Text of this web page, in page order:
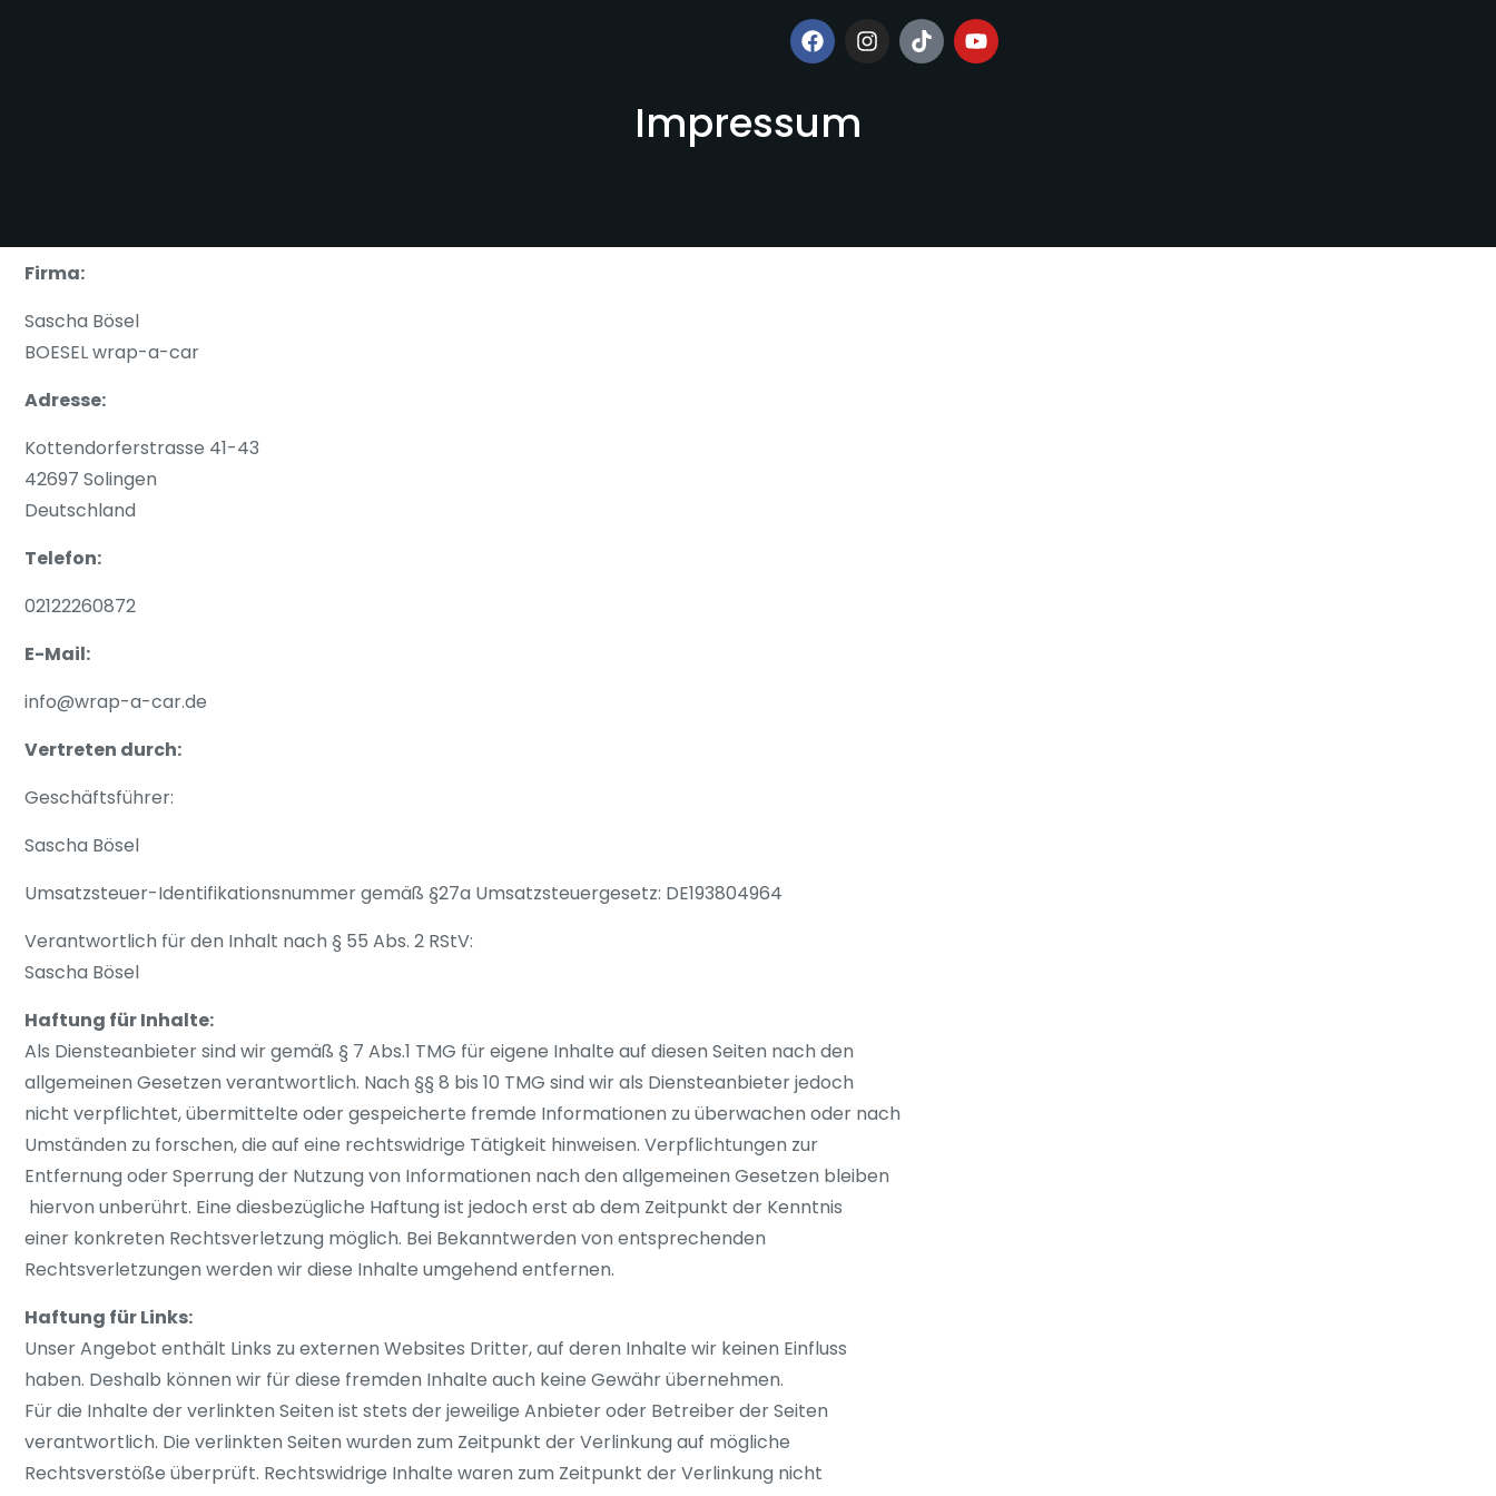
Impressum
Firma:
Sascha Bösel
BOESEL wrap-a-car
Adresse:
Kottendorferstrasse 41-43
42697 Solingen
Deutschland
Telefon:
02122260872
E-Mail:
info@wrap-a-car.de
Vertreten durch:
Geschäftsführer:
Sascha Bösel
Umsatzsteuer-Identifikationsnummer gemäß §27a Umsatzsteuergesetz: DE193804964
Verantwortlich für den Inhalt nach § 55 Abs. 2 RStV:
Sascha Bösel
Haftung für Inhalte:
Als Diensteanbieter sind wir gemäß § 7 Abs.1 TMG für eigene Inhalte auf diesen Seiten nach den
allgemeinen Gesetzen verantwortlich. Nach §§ 8 bis 10 TMG sind wir als Diensteanbieter jedoch
nicht verpflichtet, übermittelte oder gespeicherte fremde Informationen zu überwachen oder nach
Umständen zu forschen, die auf eine rechtswidrige Tätigkeit hinweisen. Verpflichtungen zur
Entfernung oder Sperrung der Nutzung von Informationen nach den allgemeinen Gesetzen bleiben
hiervon unberührt. Eine diesbezügliche Haftung ist jedoch erst ab dem Zeitpunkt der Kenntnis
einer konkreten Rechtsverletzung möglich. Bei Bekanntwerden von entsprechenden
Rechtsverletzungen werden wir diese Inhalte umgehend entfernen.
Haftung für Links:
Unser Angebot enthält Links zu externen Websites Dritter, auf deren Inhalte wir keinen Einfluss
haben. Deshalb können wir für diese fremden Inhalte auch keine Gewähr übernehmen.
Für die Inhalte der verlinkten Seiten ist stets der jeweilige Anbieter oder Betreiber der Seiten
verantwortlich. Die verlinkten Seiten wurden zum Zeitpunkt der Verlinkung auf mögliche
Rechtsverstöße überprüft. Rechtswidrige Inhalte waren zum Zeitpunkt der Verlinkung nicht